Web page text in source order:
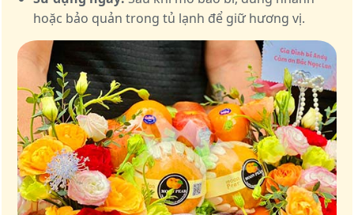
hoặc bảo quản trong tủ lạnh để giữ hương vị.